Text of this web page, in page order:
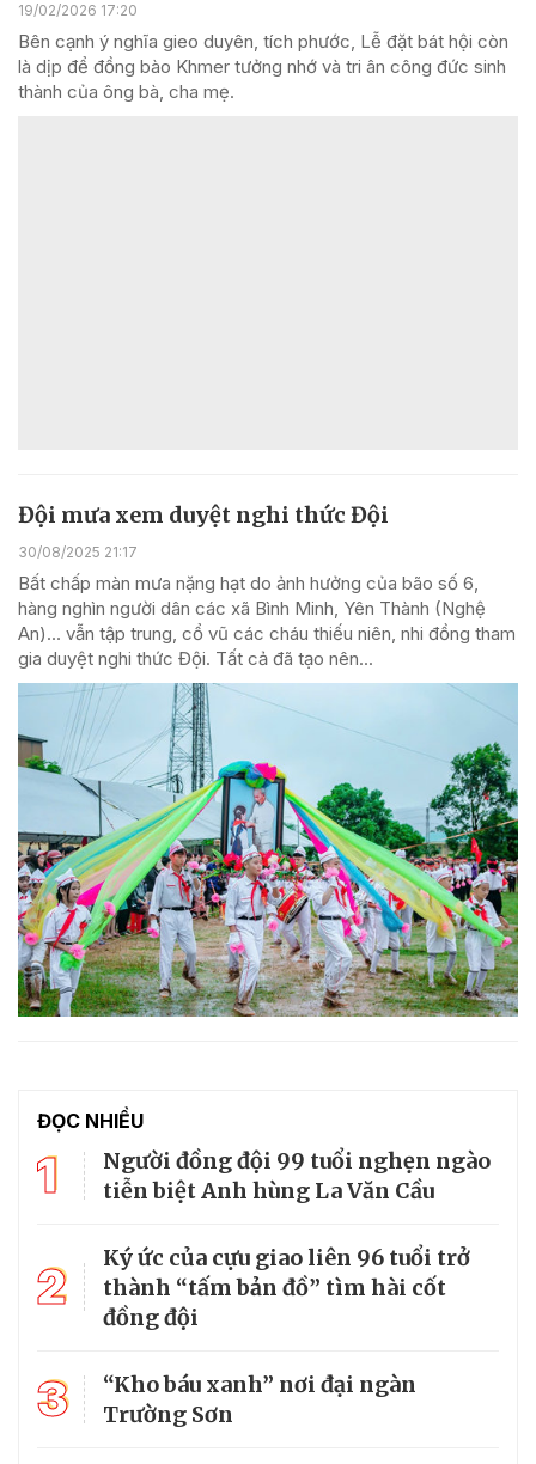
19/02/2026 17:20
Bên cạnh ý nghĩa gieo duyên, tích phước, Lễ đặt bát hội còn
là dịp để đồng bào Khmer tưởng nhớ và tri ân công đức sinh
thành của ông bà, cha mẹ.
Đội mưa xem duyệt nghi thức Đội
30/08/2025 21:17
Bất chấp màn mưa nặng hạt do ảnh hưởng của bão số 6,
hàng nghìn người dân các xã Bình Minh, Yên Thành (Nghệ
An)… vẫn tập trung, cổ vũ các cháu thiếu niên, nhi đồng tham
gia duyệt nghi thức Đội. Tất cả đã tạo nên...
ĐỌC NHIỀU
1
Người đồng đội 99 tuổi nghẹn ngào
tiễn biệt Anh hùng La Văn Cầu
2
Ký ức của cựu giao liên 96 tuổi trở
thành “tấm bản đồ” tìm hài cốt
đồng đội
3
“Kho báu xanh” nơi đại ngàn
Trường Sơn